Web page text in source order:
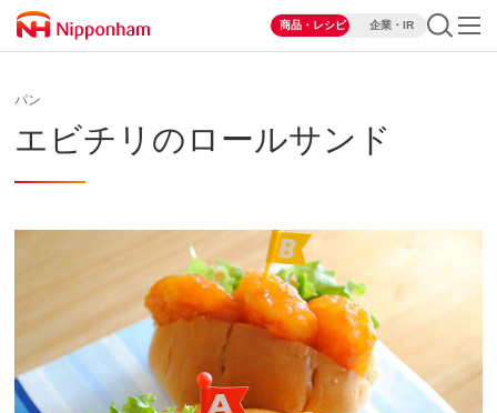
商品・レシピ 企業・IR
パン
エビチリのロールサンド